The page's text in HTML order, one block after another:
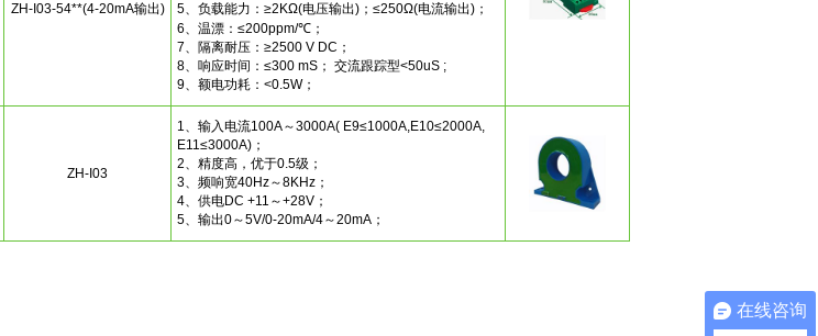
ZH-I03-54**(4-20mA输出)
5、负载能力：≥2KΩ(电压输出)；≤250Ω(电流输出)；
6、温漂：≤200ppm/℃；
7、隔离耐压：≥2500 V DC；
8、响应时间：≤300 mS； 交流跟踪型<50uS ;
9、额电功耗：<0.5W；
ZH-I03
1、输入电流100A～3000A( E9≤1000A,E10≤2000A,
E11≤3000A)；
2、精度高，优于0.5级；
3、频响宽40Hz～8KHz；
4、供电DC +11～+28V；
5、输出0～5V/0-20mA/4～20mA；
在线咨询